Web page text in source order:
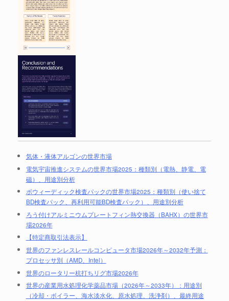
気体・液体アルゴンの世界市場
電気宇宙推進システムの世界市場2025：種類別（電熱、静電、電
磁）、用途別分析
ボウィーディック検査パックの世界市場2025：種類別（使い捨て
BD検査パック、再利用可能BD検査パック）、用途別分析
ろう付けアルミニウムプレートフィン熱交換器（BAHX）の世界市
場2026年
【特定商取引法表示】
世界のファンレスレールコンピュータ市場2026年～2032年予測：
プロセッサ別（AMD、Intel）
世界のロータリー杭打ちリグ市場2026年
世界の産業用水処理化学薬品市場（2026年～2033年）：用途別
（冷却・ボイラー、海水淡水化、原水処理、洗浄剤）、最終用途